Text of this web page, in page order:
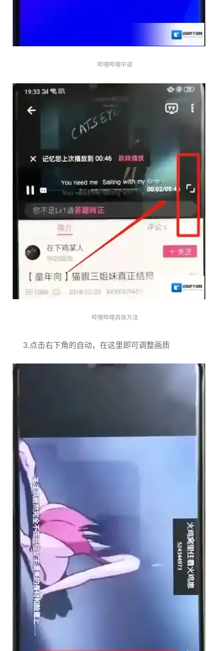
哔哩哔哩中调
哔哩哔哩具体方法
3.点击右下角的自动，在这里即可调整画质